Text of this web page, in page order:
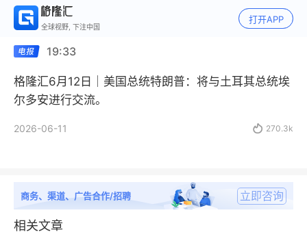
全球视野, 下注中国
打开APP
19:33
格隆汇6月12日｜美国总统特朗普：将与土耳其总统埃
尔多安进行交流。
2026-06-11  270.3k
商务、渠道、广告合作/招聘 立即咨询
相关文章